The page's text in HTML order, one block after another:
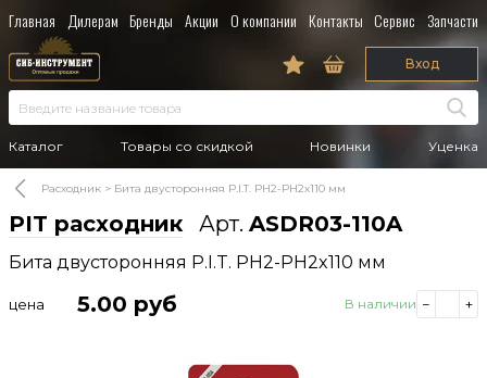
Главная Дилерам Бренды Акции О компании Контакты Сервис Запчасти
Каталог Товары со скидкой Новинки Уценка
Вход
Расходник Бита двусторонняя P.I.T. PH2-PH2x110 мм
PIT расходник Арт. ASDR03-110A
Бита двусторонняя P.I.T. PH2-PH2x110 мм
цена 5.00 руб В наличии